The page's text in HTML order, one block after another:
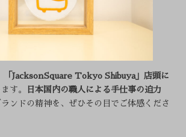
「JacksonSquare Tokyo Shibuya」店頭に
す。
日本国内の職人による手仕事の迫力
ンドの精神を、ぜひその目でご体感くださ